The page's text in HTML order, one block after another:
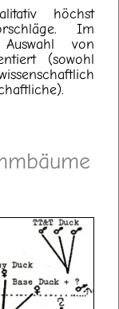
höchst
Im
von
(sowohl